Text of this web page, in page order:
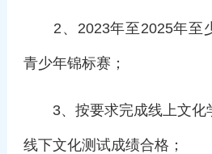
2、2023年至2025年至
青少年锦标赛；
3、按要求完成线上文化
线下文化测试成绩合格；